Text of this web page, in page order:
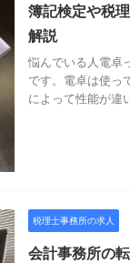
簿記検定や税
解説
悩んでいる人電卓
です。電卓は使っ
によって性能が違
税理士事務所の求人
会計事務所の